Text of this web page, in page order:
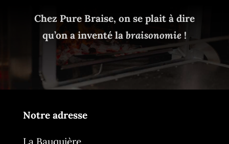
Chez Pure Braise, on se plait à dire
qu’on a inventé la braisonomie !
Notre adresse
La Bauquière